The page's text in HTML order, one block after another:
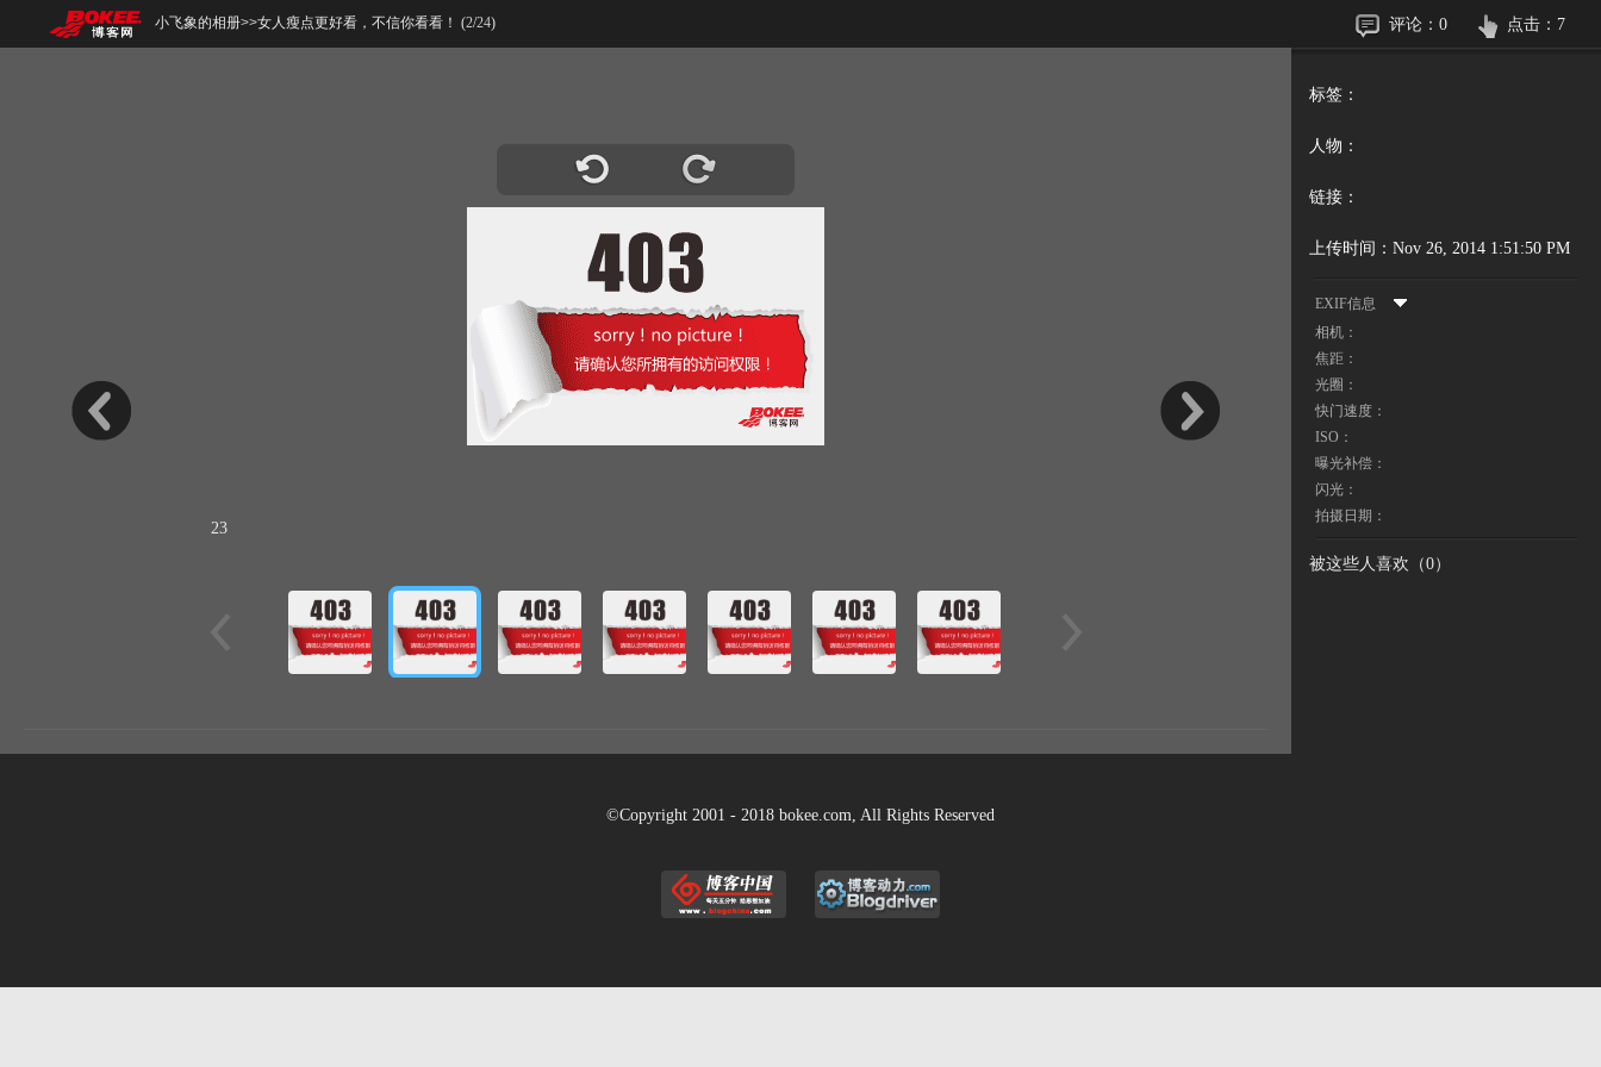
小飞象的相册>>女人瘦点更好看，不信你看看！ (2/24) 点击： 7
评论： 0
标签：
人物：
链接：
上传时间： Nov 26, 2014 1:51:50 PM
EXIF信息
相机：
焦距：
光圈：
快门速度：
ISO：
曝光补偿：
闪光：
拍摄日期：
被这些人喜欢（0）
23
©Copyright 2001 - 2018 bokee.com, All Rights Reserved